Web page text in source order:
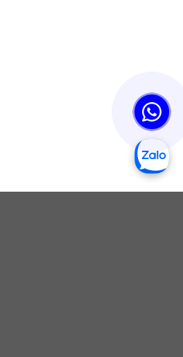
39 39 - 0819 06 68 68 - Mr.Tài